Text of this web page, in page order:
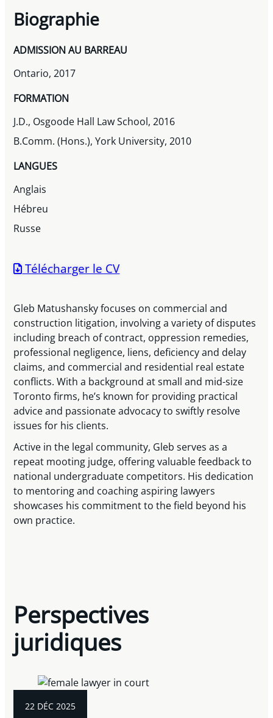
Biographie
ADMISSION AU BARREAU
Ontario, 2017
FORMATION
J.D., Osgoode Hall Law School, 2016
B.Comm. (Hons.), York University, 2010
LANGUES
Anglais
Hébreu
Russe
Télécharger le CV
Gleb Matushansky focuses on commercial and
construction litigation, involving a variety of disputes
including breach of contract, oppression remedies,
professional negligence, liens, deficiency and delay
claims, and commercial and residential real estate
conflicts. With a background at small and mid-size
Toronto firms, he’s known for providing practical
advice and passionate advocacy to swiftly resolve
issues for his clients.
Active in the legal community, Gleb serves as a
repeat mooting judge, offering valuable feedback to
national undergraduate competitors. His dedication
to mentoring and coaching aspiring lawyers
showcases his commitment to the field beyond his
own practice.
Perspectives
juridiques
22 DÉC 2025